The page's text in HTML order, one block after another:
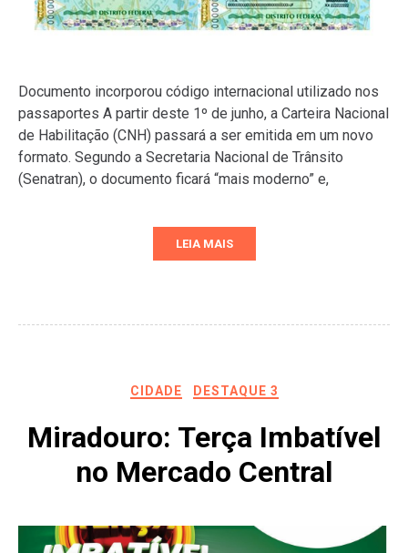
Documento incorporou código internacional utilizado nos
passaportes A partir deste 1º de junho, a Carteira Nacional
de Habilitação (CNH) passará a ser emitida em um novo
formato. Segundo a Secretaria Nacional de Trânsito
(Senatran), o documento ficará “mais moderno” e,
LEIA MAIS
CIDADE DESTAQUE 3
Miradouro: Terça Imbatível
no Mercado Central